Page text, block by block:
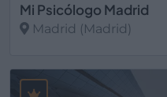
Mi Psicólogo Madrid
Madrid (Madrid)